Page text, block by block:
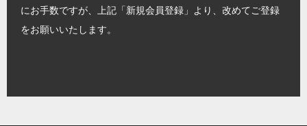
にお手数ですが、上記「新規会員登録」より、改めてご登録
をお願いいたします。